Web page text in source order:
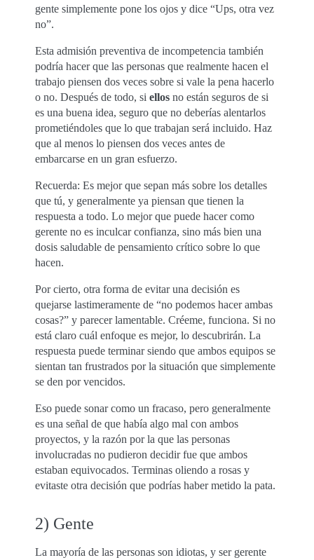
gente simplemente pone los ojos y dice “Ups, otra vez
no”.
Esta admisión preventiva de incompetencia también
podría hacer que las personas que realmente hacen el
trabajo piensen dos veces sobre si vale la pena hacerlo
o no. Después de todo, si ellos no están seguros de si
es una buena idea, seguro que no deberías alentarlos
prometiéndoles que lo que trabajan será incluido. Haz
que al menos lo piensen dos veces antes de
embarcarse en un gran esfuerzo.
Recuerda: Es mejor que sepan más sobre los detalles
que tú, y generalmente ya piensan que tienen la
respuesta a todo. Lo mejor que puede hacer como
gerente no es inculcar confianza, sino más bien una
dosis saludable de pensamiento crítico sobre lo que
hacen.
Por cierto, otra forma de evitar una decisión es
quejarse lastimeramente de “no podemos hacer ambas
cosas?” y parecer lamentable. Créeme, funciona. Si no
está claro cuál enfoque es mejor, lo descubrirán. La
respuesta puede terminar siendo que ambos equipos se
sientan tan frustrados por la situación que simplemente
se den por vencidos.
Eso puede sonar como un fracaso, pero generalmente
es una señal de que había algo mal con ambos
proyectos, y la razón por la que las personas
involucradas no pudieron decidir fue que ambos
estaban equivocados. Terminas oliendo a rosas y
evitaste otra decisión que podrías haber metido la pata.
2) Gente
La mayoría de las personas son idiotas, y ser gerente